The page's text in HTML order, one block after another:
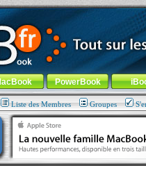
nomade !
général-Aller au menu de
PowerBook
Liste des Membres Groupes